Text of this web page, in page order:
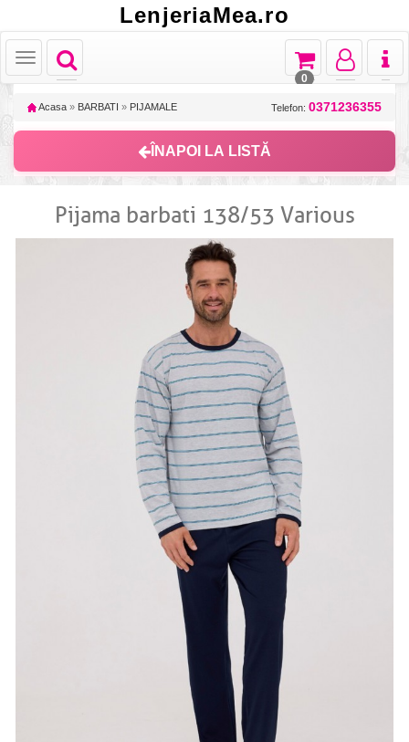
LenjeriaMea.ro
Toggle
navigation
Toggle
Toggle
navigation
Toggle
navigation
Toggle
navigation
0
Acasa » BARBATI » PIJAMALE Telefon: 0371236355
ÎNAPOI LA LISTĂ
Pijama barbati 138/53 Various